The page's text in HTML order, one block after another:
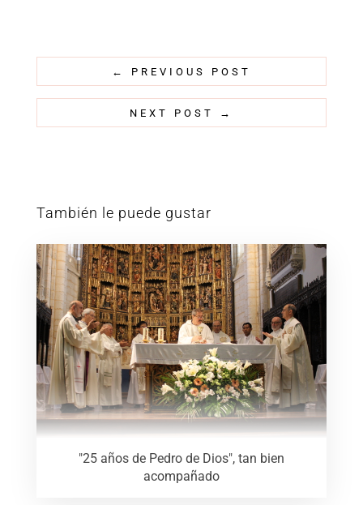
← PREVIOUS POST
NEXT POST →
También le puede gustar
"25 años de Pedro de Dios", tan bien
acompañado